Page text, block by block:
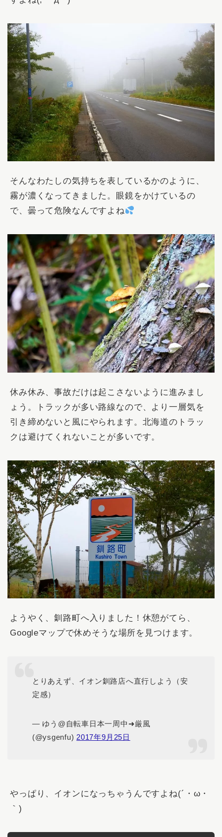
そんなわたしの気持ちを表しているかのように、
霧が濃くなってきました。眼鏡をかけているの
で、曇って危険なんですよね
休み休み、事故だけは起こさないように進みまし
ょう。トラックが多い路線なので、より一層気を
引き締めないと風にやられます。北海道のトラッ
クは避けてくれないことが多いです。
ようやく、釧路町へ入りました！休憩がてら、
Googleマップで休めそうな場所を見つけます。
とりあえず、イオン釧路店へ直行しよう（安
定感）
— ゆう@自転車日本一周中➜厳風
(@ysgenfu)2017年9月25日
やっぱり、 イオンになっちゃうんですよね(´・ω・
｀)